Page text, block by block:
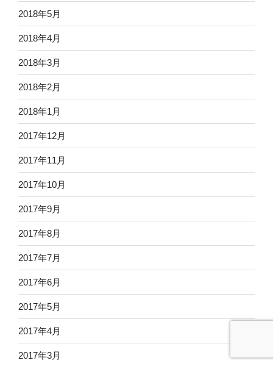
2018年5月
2018年4月
2018年3月
2018年2月
2018年1月
2017年12月
2017年11月
2017年10月
2017年9月
2017年8月
2017年7月
2017年6月
2017年5月
2017年4月
2017年3月